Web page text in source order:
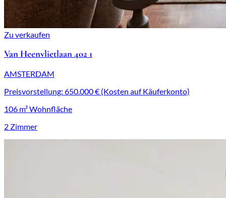
Zu verkaufen
Van Heenvlietlaan 402 1
AMSTERDAM
Preisvorstellung: 650.000 € (Kosten auf Käuferkonto)
106 m² Wohnfläche
2 Zimmer